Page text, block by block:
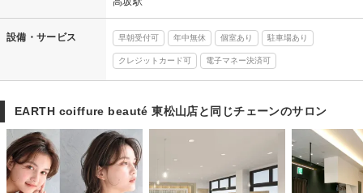
設備・サービス 早朝受付可 年中無休 個室あり 駐車場あり
クレジットカード可 電子マネー決済可
EARTH coiffure beauté 東松山店と同じチェーンのサロン